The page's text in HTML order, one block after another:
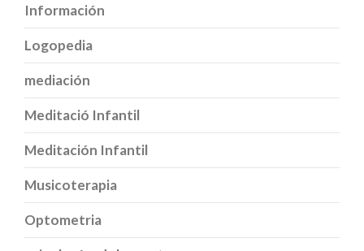
Información
Logopedia
mediación
Meditació Infantil
Meditación Infantil
Musicoterapia
Optometria